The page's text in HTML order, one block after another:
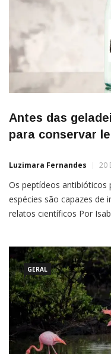
Antes das
para conservar
Luzimara Fernandes 20
Os peptídeos antibióticos
espécies são capazes de
relatos científicos Por
conservar o leite. Apesar
GERAL